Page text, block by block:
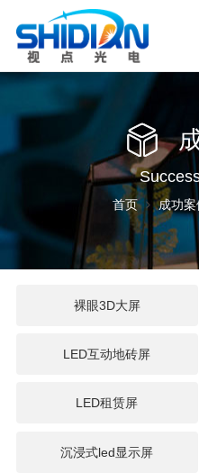
首页 成功案
裸眼3D大屏
LED互动地砖屏
LED租赁屏
沉浸式led显示屏